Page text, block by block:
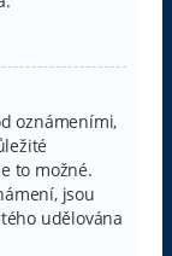
oznámeními,
to možné.
jsou
udělována